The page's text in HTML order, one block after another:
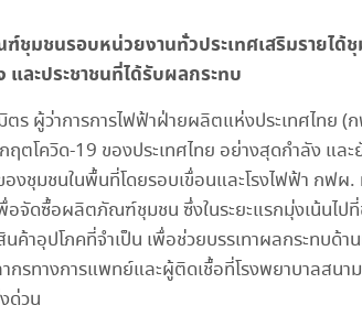
มชนรอบหน่วยงานทั่วประเทศเสริมรายได้
ละประชาชนที่ได้รับผลกระทบ
ผู้ว่าการการไฟฟ้าฝ่ายผลิตแห่งประเทศไทย (
ตโควิด-19 ของประเทศไทย อย่างสุดกำลัง แล
มชนในพื้นที่โดยรอบเขื่อนและโรงไฟฟ้า กฟผ.
อจัดซื้อผลิตภัณฑ์ชุมชน ซึ่งในระยะแรกมุ่งเน้นไ
ค้าอุปโภคที่จำเป็น เพื่อช่วยบรรเทาผลกระทบด้า
รทางการแพทย์และผู้ติดเชื้อที่โรงพยาบาลสนา
ด่วน